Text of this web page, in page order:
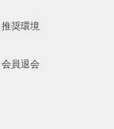
推奨環境
会員退会